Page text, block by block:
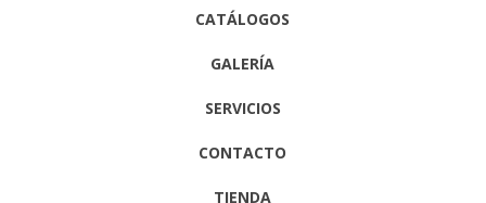
CATÁLOGOS
GALERÍA
SERVICIOS
CONTACTO
TIENDA